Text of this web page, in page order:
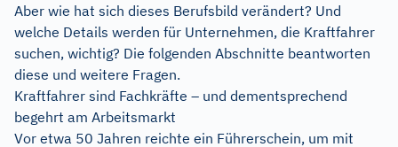
Aber wie hat sich dieses Berufsbild verändert? Und
welche Details werden für Unternehmen, die Kraftfahrer
suchen, wichtig? Die folgenden Abschnitte beantworten
diese und weitere Fragen.
Kraftfahrer sind Fachkräfte – und dementsprechend
begehrt am Arbeitsmarkt
Vor etwa 50 Jahren reichte ein Führerschein, um mit